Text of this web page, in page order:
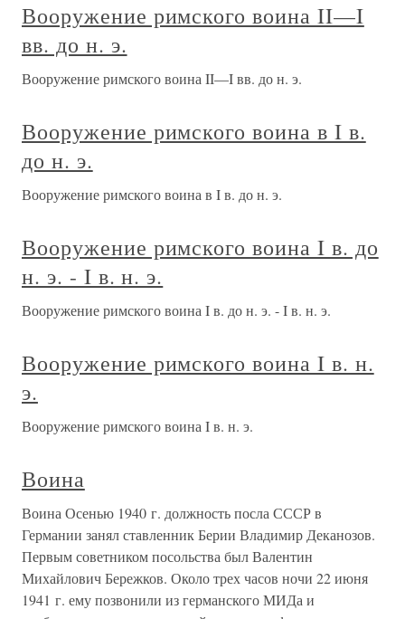
Вооружение римского воина II—I
вв. до н. э.
Вооружение римского воина II—I вв. до н. э.
Вооружение римского воина в I в.
до н. э.
Вооружение римского воина в I в. до н. э.
Вооружение римского воина I в. до
н. э. - I в. н. э.
Вооружение римского воина I в. до н. э. - I в. н. э.
Вооружение римского воина I в. н.
э.
Вооружение римского воина I в. н. э.
Воина
Воина Осенью 1940 г. должность посла СССР в
Германии занял ставленник Берии Владимир Деканозов.
Первым советником посольства был Валентин
Михайлович Бережков. Около трех часов ночи 22 июня
1941 г. ему позвонили из германского МИДа и